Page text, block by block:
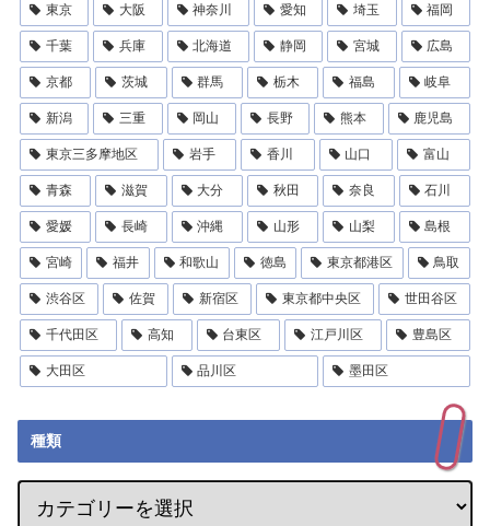
東京 大阪 神奈川 愛知 埼玉 福岡
千葉 兵庫 北海道 静岡 宮城 広島
京都 茨城 群馬 栃木 福島 岐阜
新潟 三重 岡山 長野 熊本 鹿児島
東京三多摩地区 岩手 香川 山口 富山
青森 滋賀 大分 秋田 奈良 石川
愛媛 長崎 沖縄 山形 山梨 島根
宮崎 福井 和歌山 徳島 東京都港区 鳥取
渋谷区 佐賀 新宿区 東京都中央区 世田谷区
千代田区 高知 台東区 江戸川区 豊島区
大田区 品川区 墨田区
種類